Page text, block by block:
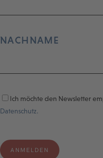
NACHNAME
Ich möchte den Newsletter
Datenschutz.